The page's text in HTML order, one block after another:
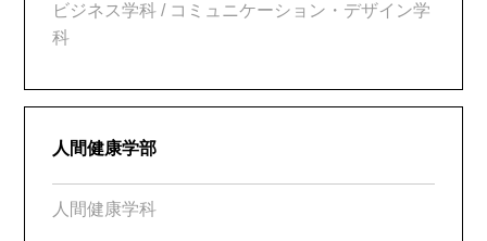
ビジネス学科 / コミュニケーション・デザイン学
科
人間健康学部
人間健康学科